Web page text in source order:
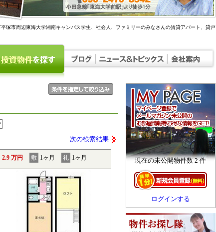
塚市周辺東海大学湘南キャンパス学生、社会人、ファミリーのみなさんの賃貸アパート、貸戸
現在の未公開物件数 2 件
ログインする
次の検索結果
2.9 万円 敷 1ヶ月 礼 1ヶ月